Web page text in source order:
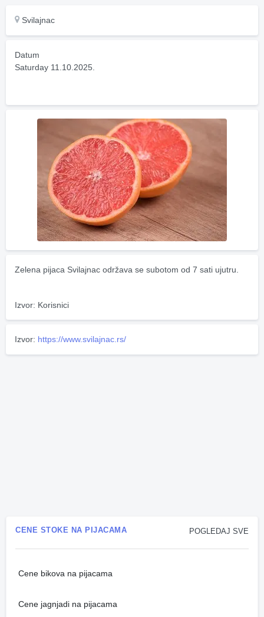
Svilajnac
Datum
Saturday 11.10.2025.
Zelena pijaca Svilajnac održava se subotom od 7 sati ujutru.
Izvor: Korisnici
Izvor: https://www.svilajnac.rs/
POGLEDAJ SVE
CENE STOKE NA PIJACAMA
Cene bikova na pijacama
Cene jagnjadi na pijacama